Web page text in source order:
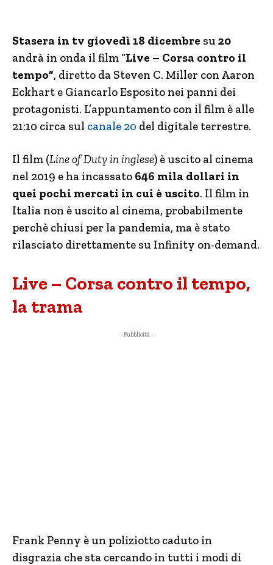
Stasera in tv giovedì 18 dicembre su 20
andrà in onda il film “Live – Corsa contro il
tempo”, diretto da Steven C. Miller con Aaron
Eckhart e Giancarlo Esposito nei panni dei
protagonisti. L’appuntamento con il film è alle
21:10 circa sul canale 20 del digitale terrestre.
Il film (Line of Duty in inglese) è uscito al cinema
nel 2019 e ha incassato 646 mila dollari in
quei pochi mercati in cui è uscito. Il film in
Italia non è uscito al cinema, probabilmente
perchè chiusi per la pandemia, ma è stato
rilasciato direttamente su Infinity on-demand.
Live – Corsa contro il tempo,
la trama
- Pubblicità -
Frank Penny è un poliziotto caduto in
disgrazia che sta cercando in tutti i modi di